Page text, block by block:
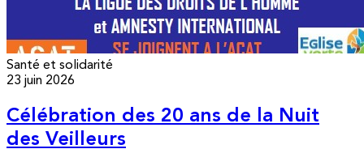
Santé et solidarité
23 juin 2026
Célébration des 20 ans de la Nuit
des Veilleurs